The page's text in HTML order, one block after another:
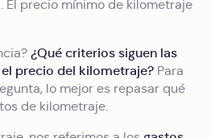
. El precio mínimo de kilometraje
¿Qué criterios siguen las
precio del kilometraje? Para
lo mejor es repasar qué
de kilometraje.